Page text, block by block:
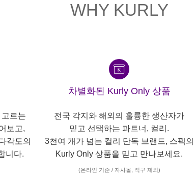
WHY KURLY
르는
보고,
각도의
니다.
차별화된 Kurly Only 상품
전국 각지와 해외의 훌륭한 생산자가
믿고 선택하는 파트너, 컬리.
3천여 개가 넘는 컬리 단독 브랜드, 스펙의
Kurly Only 상품을 믿고 만나보세요.
(온라인 기준 / 자사몰, 직구 제외)